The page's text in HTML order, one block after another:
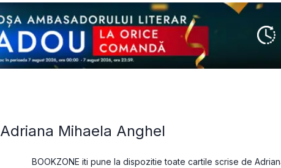
Adriana Mihaela Anghel
BOOKZONE iti pune la dispozitie toate cartile scrise de